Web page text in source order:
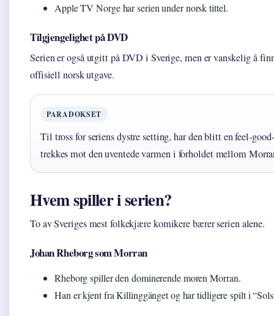
Apple TV Norge har serien under norsk tittel.
Tilgjengelighet på DVD
Serien er også utgitt på DVD i Sverige, men er vanskelig å
offisiell norsk utgave.
PARADOKSET
Til tross for seriens dystre setting, har den blitt en feel-
trekkes mot den uventede varmen i forholdet mellom
Hvem spiller i serien?
To av Sveriges mest folkekjære komikere bærer serien alene.
Johan Rheborg som Morran
Rheborg spiller den dominerende moren Morran.
Han er kjent fra Killinggänget og har tidligere spilt i